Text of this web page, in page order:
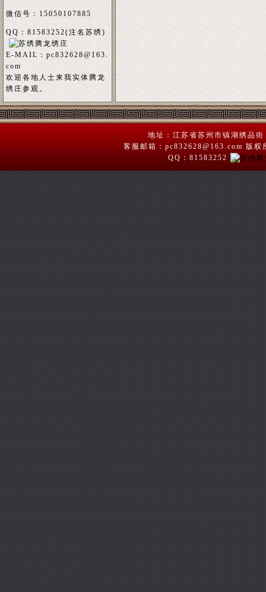
微信号：15050107885
QQ：81583252(注名 苏绣)
E-MAIL： pc832628@163.
com
欢迎各地人士来我实体腾龙
绣庄参观。
地址：江苏省苏州市镇湖绣品
客服邮箱：pc832628@163.com 版
QQ：81583252